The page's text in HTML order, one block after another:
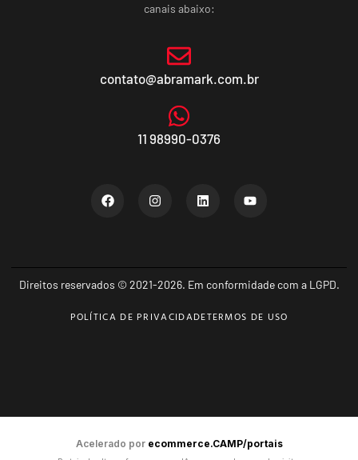
canais abaixo:
contato@abramark.com.br
11 98990-0376
Direitos reservados © 2021-2026. Em conformidade com a LGPD.
POLÍTICA DE PRIVACIDADETERMOS DE USO
Acelerado por ecommerce.CAMP/portais